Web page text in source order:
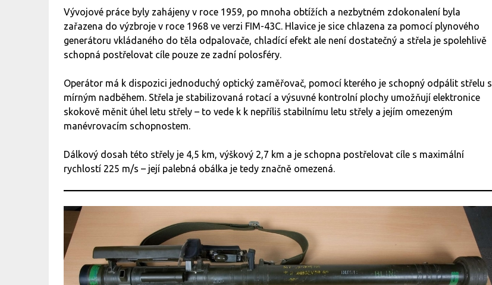
Vývojové práce byly zahájeny v roce 1959, po mnoha obtížích a nezbytném zdokonalení byla
zařazena do výzbroje v roce 1968 ve verzi FIM-43C. Hlavice je sice chlazena za pomocí plynového
generátoru vkládaného do těla odpalovače, chladící efekt ale není dostatečný a střela je spolehlivě
schopná postřelovat cíle pouze ze zadní polosféry.
Operátor má k dispozici jednoduchý optický zaměřovač, pomocí kterého je schopný odpálit střelu s
mírným nadběhem. Střela je stabilizovaná rotací a výsuvné kontrolní plochy umožňují elektronice
skokově měnit úhel letu střely – to vede k k nepříliš stabilnímu letu střely a jejím omezeným
manévrovacím schopnostem.
Dálkový dosah této střely je 4,5 km, výškový 2,7 km a je schopna postřelovat cíle s maximální
rychlostí 225 m/s – její palebná obálka je tedy značně omezená.